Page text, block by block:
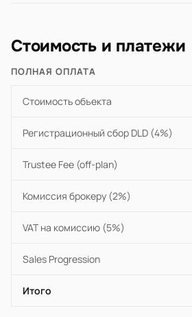
Стоимость и платежи
ПОЛНАЯ ОПЛАТА
Стоимость объекта
Регистрационный сбор DLD (4%)
Trustee Fee (off-plan)
Комиссия брокеру (2%)
VAT на комиссию (5%)
Sales Progression
Итого